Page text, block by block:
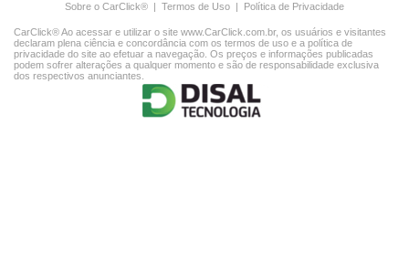
Sobre o CarClick® | Termos de Uso | Política de Privacidade
CarClick® Ao acessar e utilizar o site www.CarClick.com.br, os usuários e visitantes
declaram plena ciência e concordância com os termos de uso e a política de
privacidade do site ao efetuar a navegação. Os preços e informações publicadas
podem sofrer alterações a qualquer momento e são de responsabilidade exclusiva
dos respectivos anunciantes.